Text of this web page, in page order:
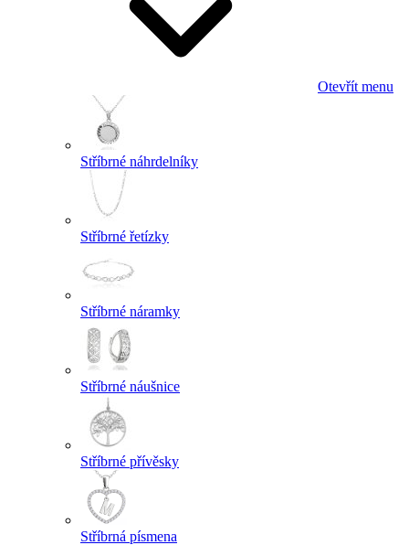
Otevřít menu
Stříbrné náhrdelníky
Stříbrné řetízky
Stříbrné náramky
Stříbrné náušnice
Stříbrné přívěsky
Stříbrná písmena